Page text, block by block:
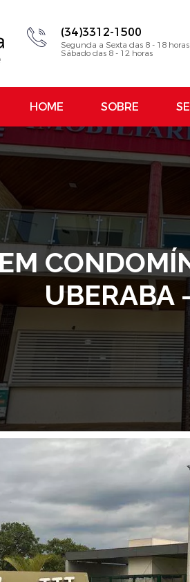
(34)3312-1500
Segunda a Sexta das 8 - 18 horas
Sábado das 8 - 12 horas
HOME SOBRE
UBERABA